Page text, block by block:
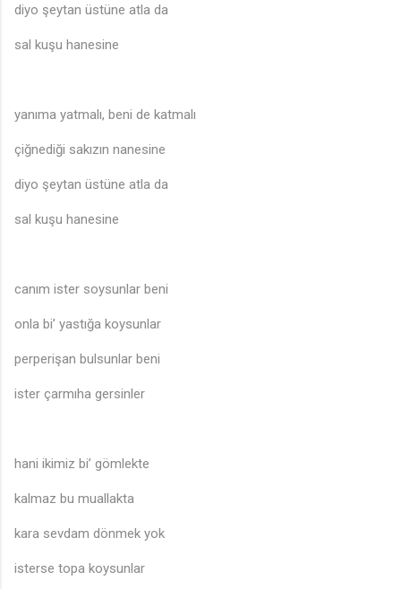
diyo şeytan üstüne atla da
sal kuşu hanesine
yanıma yatmalı, beni de katmalı
çiğnediği sakızın nanesine
diyo şeytan üstüne atla da
sal kuşu hanesine
canım ister soysunlar beni
onla bi’ yastığa koysunlar
perperişan bulsunlar beni
ister çarmıha gersinler
hani ikimiz bi’ gömlekte
kalmaz bu muallakta
kara sevdam dönmek yok
isterse topa koysunlar